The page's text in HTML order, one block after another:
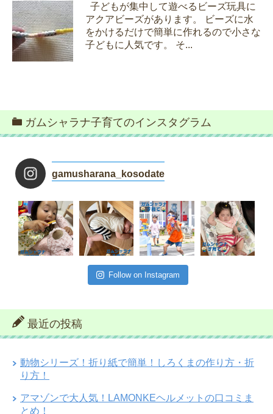
子どもが集中して遊べるビーズ玩具に
アクアビーズがあります。 ビーズに水
をかけるだけで簡単に作れるので小さな
子どもに人気です。 そ...
ガムシャラナ子育てのインスタグラム
gamusharana_kosodate
Follow on Instagram
最近の投稿
動物シリーズ！折り紙で簡単！しろくまの作り方・折
り方！
アマゾンで大人気！LAMONKEヘルメットの口コミま
とめ！